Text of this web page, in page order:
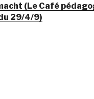
(Le Café
29/4/9)